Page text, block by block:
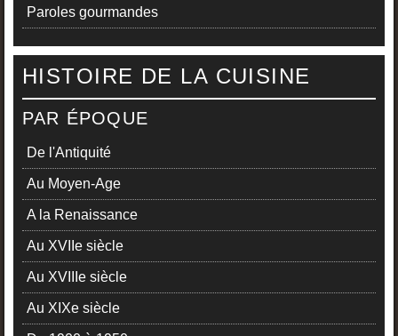
Paroles gourmandes
HISTOIRE DE LA CUISINE
PAR ÉPOQUE
De l'Antiquité
Au Moyen-Age
A la Renaissance
Au XVIIe siècle
Au XVIIIe siècle
Au XIXe siècle